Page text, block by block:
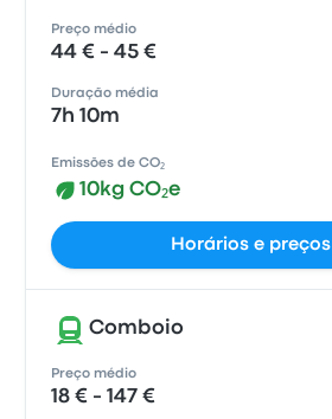
Preço médio
44 € - 45 €
Duração média
7h 10m
Emissões de CO₂
10kg CO₂e
Horários e preços
Comboio
Preço médio
18 € - 147 €